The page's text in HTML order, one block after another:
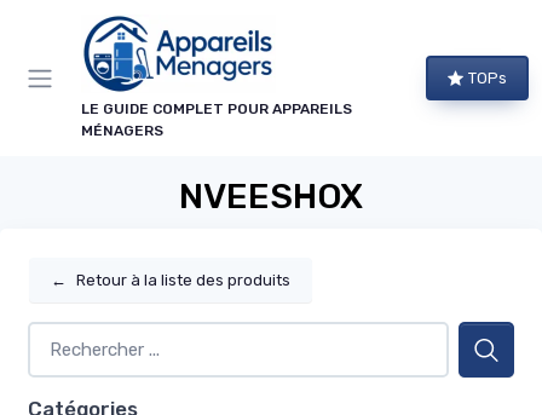
LE GUIDE COMPLET POUR APPAREILS
MÉNAGERS
TOPs
NVEESHOX
← Retour à la liste des produits
Catégories
Panneau de gestion des cookies